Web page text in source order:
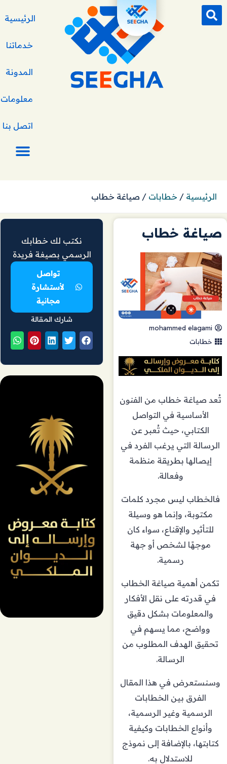
الرئيسية
خدماتنا
المدونة
معلومات
اتصل بنا
الرئيسية / خطابات / صياغة خطاب
صياغة خطاب
mohammed elagami
خطابات
تُعد صياغة خطاب من الفنون
الأساسية في التواصل
الكتابي، حيث تُعبر عن
الرسالة التي يرغب الفرد في
إيصالها بطريقة منظمة
وفعالة.
فالخطاب ليس مجرد كلمات
مكتوبة، وإنما هو وسيلة
للتأثير والإقناع، سواء كان
موجهًا لشخص أو جهة
رسمية.
تكمن أهمية صياغة الخطاب
في قدرته على نقل الأفكار
والمعلومات بشكل دقيق
وواضح، مما يسهم في
تحقيق الهدف المطلوب من
الرسالة.
وسنستعرض في هذا المقال
الفرق بين الخطابات
الرسمية وغير الرسمية،
وأنواع الخطابات وكيفية
كتابتها، بالإضافة إلى نموذج
للاستدلال به.
نكتب لك خطابك
الرسمي بصيغة فريدة
تواصل
لأستشارة
مجانية
شارك المقالة